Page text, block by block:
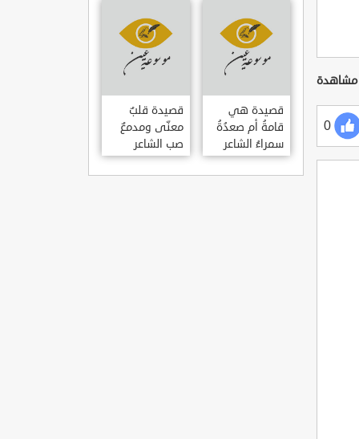
0
قصيدة هي
قامةُ أم صعدُةُ
سمراءُ الشاعر
سيف الدين
المشد
قصيدة قلبٌ
معنّى ومدمعٌ
صب الشاعر
سيف الدين
المشد